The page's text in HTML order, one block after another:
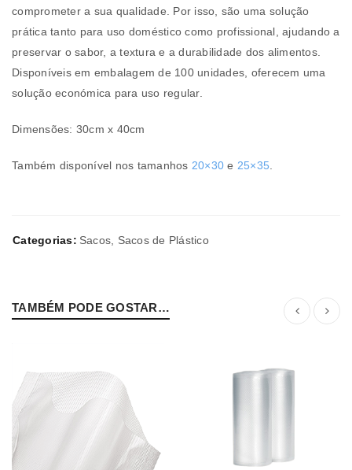
comprometer a sua qualidade. Por isso, são uma solução
prática tanto para uso doméstico como profissional, ajudando a
preservar o sabor, a textura e a durabilidade dos alimentos.
Disponíveis em embalagem de 100 unidades, oferecem uma
solução económica para uso regular.
Dimensões: 30cm x 40cm
Também disponível nos tamanhos 20×30 e 25×35.
Categorias: Sacos, Sacos de Plástico
TAMBÉM PODE GOSTAR…